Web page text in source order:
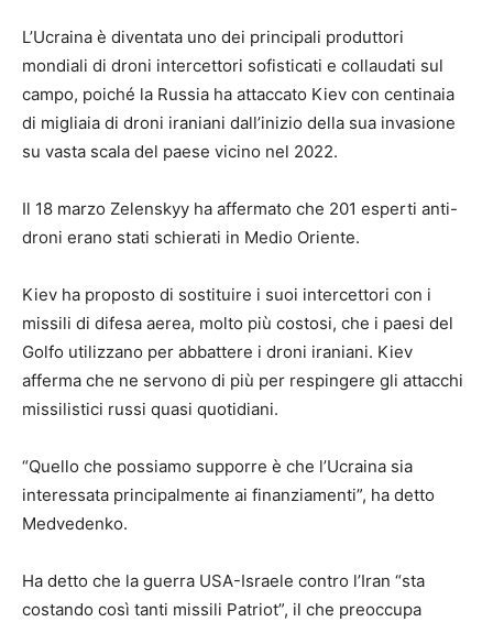
L’Ucraina è diventata uno dei principali produttori
mondiali di droni intercettori sofisticati e collaudati sul
campo, poiché la Russia ha attaccato Kiev con centinaia
di migliaia di droni iraniani dall’inizio della sua invasione
su vasta scala del paese vicino nel 2022.
Il 18 marzo Zelenskyy ha affermato che 201 esperti anti-
droni erano stati schierati in Medio Oriente.
Kiev ha proposto di sostituire i suoi intercettori con i
missili di difesa aerea, molto più costosi, che i paesi del
Golfo utilizzano per abbattere i droni iraniani. Kiev
afferma che ne servono di più per respingere gli attacchi
missilistici russi quasi quotidiani.
“Quello che possiamo supporre è che l’Ucraina sia
interessata principalmente ai finanziamenti”, ha detto
Medvedenko.
Ha detto che la guerra USA-Israele contro l’Iran “sta
costando così tanti missili Patriot”, il che preoccupa